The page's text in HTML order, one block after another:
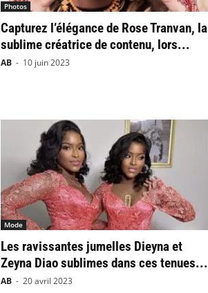
Photos
Capturez l’élégance de Rose Tranvan, la
sublime créatrice de contenu, lors...
AB - 10 juin 2023
Mode
Les ravissantes jumelles Dieyna et
Zeyna Diao sublimes dans ces tenues...
AB - 20 avril 2023